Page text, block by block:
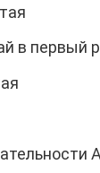
в первый